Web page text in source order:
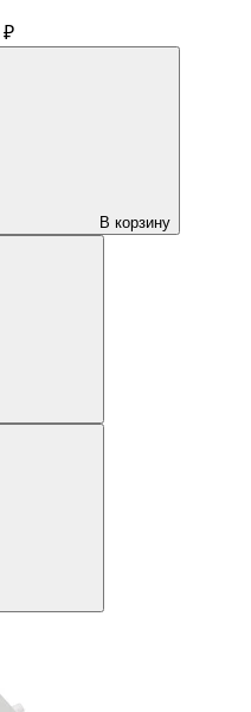
₽
В корзину